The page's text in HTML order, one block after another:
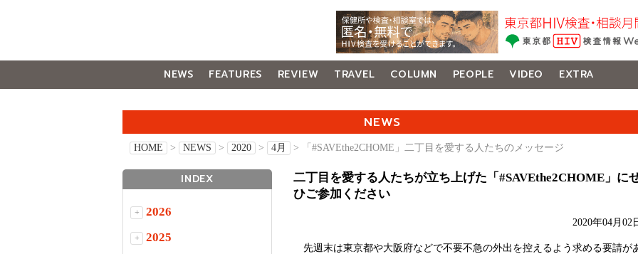
NEWS FEATURES REVIEW TRAVEL COLUMN PEOPLE VIDEO
EXTRA
NEWS
HOME > NEWS > 2020 > 4月 > 「#SAVEthe2CHOME」二丁目を愛する人たちのメッセージ
二丁目を愛する人たちが立ち上げた「#SAVEthe2CHOME」に
ひご参加ください
2020年04月02
先週末は東京都や大阪府などで不要不急の外出を控えるよう求める要請が
INDEX
+ 2026
+ 2025